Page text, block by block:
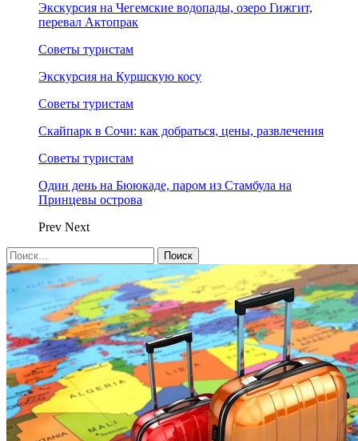
Экскурсия на Чегемские водопады, озеро Гижгит,
перевал Актопрак
Советы туристам
Экскурсия на Куршскую косу
Советы туристам
Скайпарк в Сочи: как добраться, цены, развлечения
Советы туристам
Один день на Бююкаде, паром из Стамбула на
Принцевы острова
Prev Next